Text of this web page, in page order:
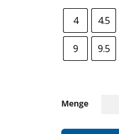
4 4.5
9 9.5
Menge